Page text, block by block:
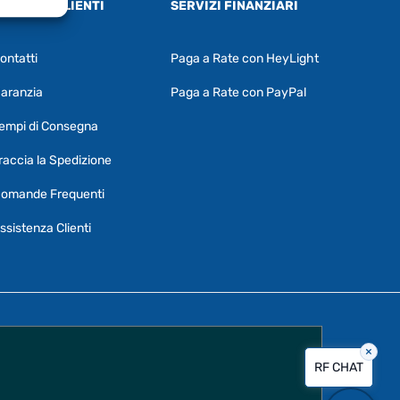
SERVIZIO CLIENTI
di Consegna
la Spedizione
Frequenti
Clienti
SERVIZI FINANZIARI
Paga a Rate con HeyLight
Paga a Rate con PayPal
RF Assist
Puoi chiedermi informazioni generali o
specifiche su certi prodotti.
prodotto
RF CHAT
×